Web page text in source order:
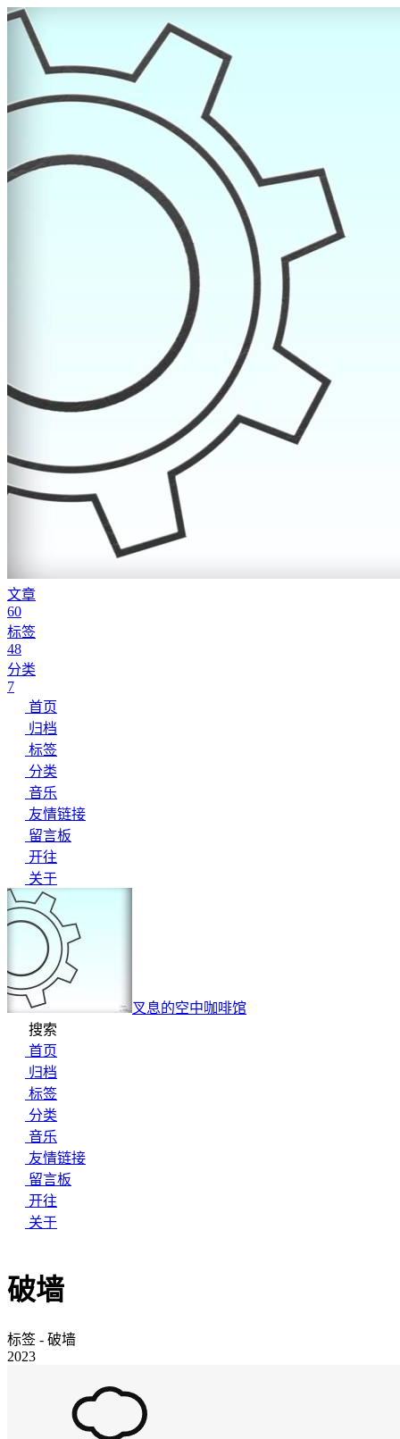
文章
60
标签
48
分类
7
首页
归档
标签
分类
音乐
友情链接
留言板
开往
关于
叉息的空中咖啡馆
搜索
首页
归档
标签
分类
音乐
友情链接
留言板
开往
关于
破墙
标签 - 破墙
2023